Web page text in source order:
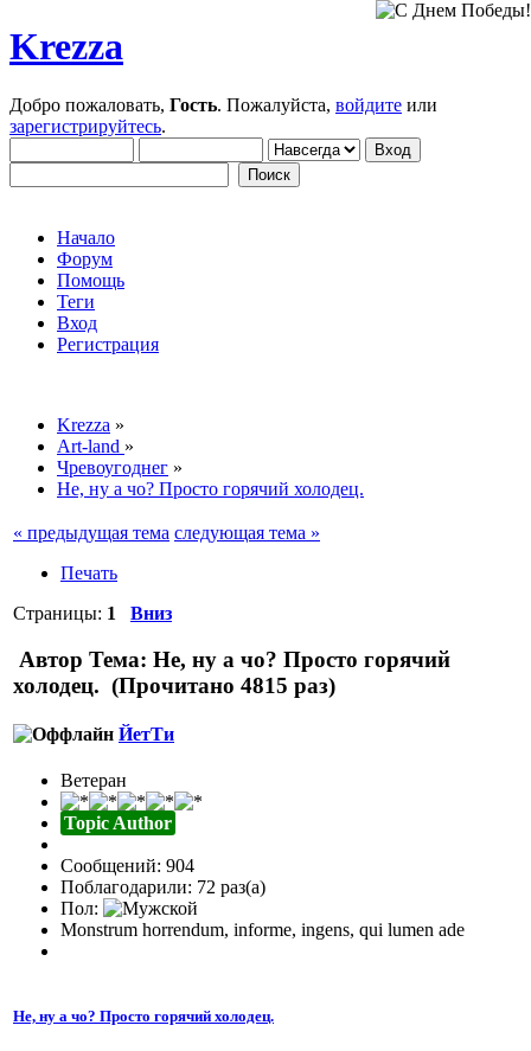
Krezza
Добро пожаловать, Гость. Пожалуйста, войдите или
зарегистрируйтесь.
Начало
Форум
Помощь
Теги
Вход
Регистрация
Krezza »
Art-land »
Чревоугоднег »
Не, ну а чо? Просто горячий холодец.
« предыдущая тема следующая тема »
Печать
Страницы: 1 Вниз
Автор Тема: Не, ну а чо? Просто горячий
холодец. (Прочитано 4815 раз)
ЙетТи
Ветеран
Topic Author
Сообщений: 904
Поблагодарили: 72 раз(а)
Пол:
Monstrum horrendum, informe, ingens, qui lumen ade
Не, ну а чо? Просто горячий холодец.